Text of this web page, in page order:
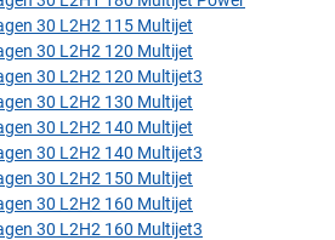
30 L2H2 115 Multijet
30 L2H2 120 Multijet
30 L2H2 120 Multijet3
30 L2H2 130 Multijet
30 L2H2 140 Multijet
30 L2H2 140 Multijet3
30 L2H2 150 Multijet
30 L2H2 160 Multijet
30 L2H2 160 Multijet3